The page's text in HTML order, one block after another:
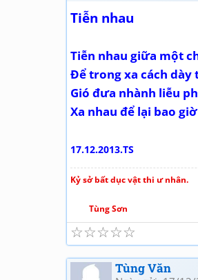
Tiễn nhau
Tiễn nhau giữa một
Để trong xa cách dày
Gió đưa nhành liễu
Xa nhau để lại bao
17.12.2013.TS
Kỷ sở bất dục vật thi ư nhân.
Tùng Sơn
☆
☆
☆
☆
☆
Tùng Văn